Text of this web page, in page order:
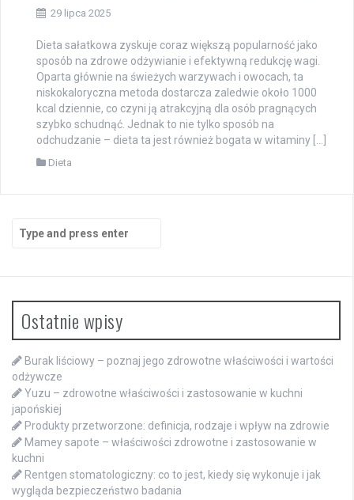
29 lipca 2025
Dieta sałatkowa zyskuje coraz większą popularność jako
sposób na zdrowe odżywianie i efektywną redukcję wagi.
Oparta głównie na świeżych warzywach i owocach, ta
niskokaloryczna metoda dostarcza zaledwie około 1000
kcal dziennie, co czyni ją atrakcyjną dla osób pragnących
szybko schudnąć. Jednak to nie tylko sposób na
odchudzanie – dieta ta jest również bogata w witaminy […]
Dieta
for:
Ostatnie wpisy
Burak liściowy – poznaj jego zdrowotne właściwości i wartości
odżywcze
Yuzu – zdrowotne właściwości i zastosowanie w kuchni
japońskiej
Produkty przetworzone: definicja, rodzaje i wpływ na zdrowie
Mamey sapote – właściwości zdrowotne i zastosowanie w
kuchni
Rentgen stomatologiczny: co to jest, kiedy się wykonuje i jak
wygląda bezpieczeństwo badania